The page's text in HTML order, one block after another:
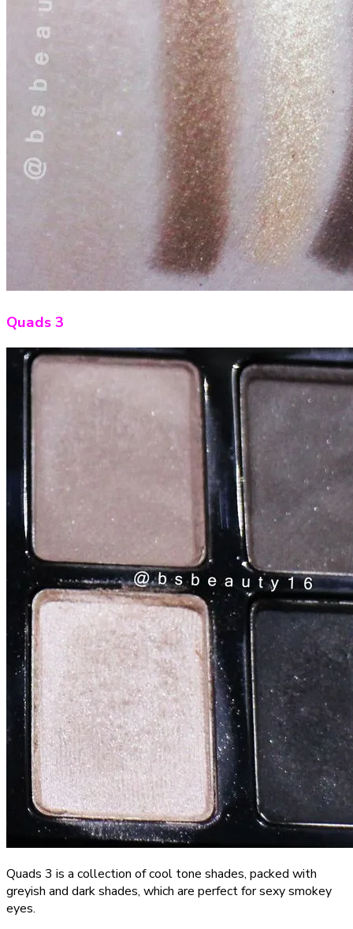
Quads 3
Quads 3 is a collection of cool tone shades, packed with
greyish and dark shades, which are perfect for sexy smokey
eyes.